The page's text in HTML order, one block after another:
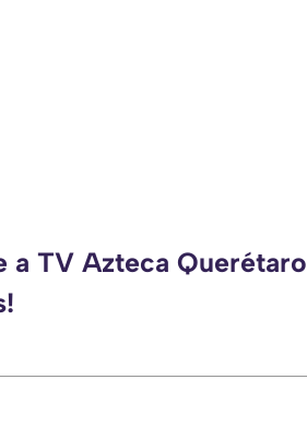
a TV Azteca Querétaro